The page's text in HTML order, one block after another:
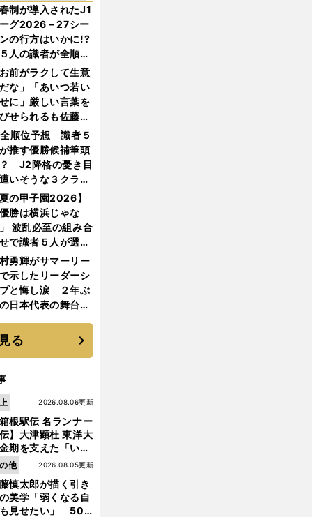
制が導入されたJ1
グ2026－27シー
の行方はいかに!?
の識者が全順位
胆予想
前がラクして生意
な」「あいつ若い
に」厳しい言葉を
せられるも佐藤慎
が貫いた誇りとフ
への思い
順位予想 識者５
推す優勝候補筆頭
J2降格の憂き目
いそうな３クラブ
？
の甲子園2026】
勝は横浜じゃな
波乱必至の組み合
で識者５人が選ん
勝校はここだ！
勇輝がサマーリー
示したリーダーシ
と悔し涙 ２年ぶ
日本代表の舞台を
く
る
根駅伝 名ランナー
】大津顕杜 東洋大
期を支えた「いぶ
」の存在 最後は同
設楽兄弟も受賞で
かった金栗杯に輝
2026.08.06更新
慎太郎が描く引き
美学「弱くなる自
見せたい」 50
2026.08.05更新
他